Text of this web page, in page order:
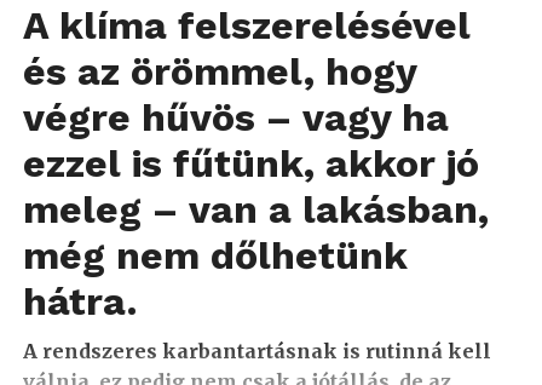
A klíma felszerelésével
és az örömmel, hogy
végre hűvös – vagy ha
ezzel is fűtünk, akkor jó
meleg – van a lakásban,
még nem dőlhetünk
hátra.
A rendszeres karbantartásnak is rutinná kell